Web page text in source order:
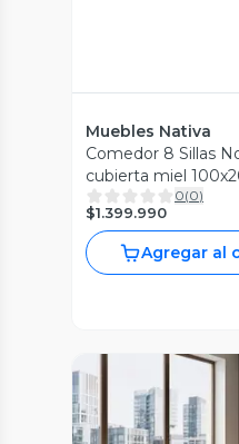
Muebles Nativa
Comedor 8 Sillas
cubierta miel
tapizado Beige
0(0)
$1.399.990
Agregar al